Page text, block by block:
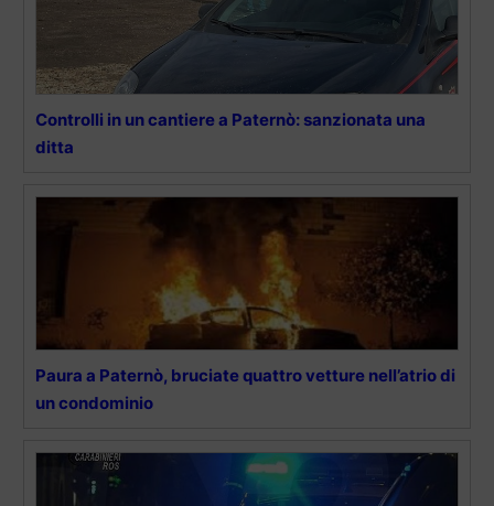
Controlli in un cantiere a Paternò: sanzionata una
ditta
Paura a Paternò, bruciate quattro vetture nell’atrio di
un condominio